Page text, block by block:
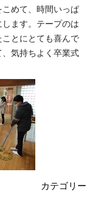
めて、時間いっぱ
ます。テープのは
とにとても喜んで
気持ちよく卒業式
カテゴリー